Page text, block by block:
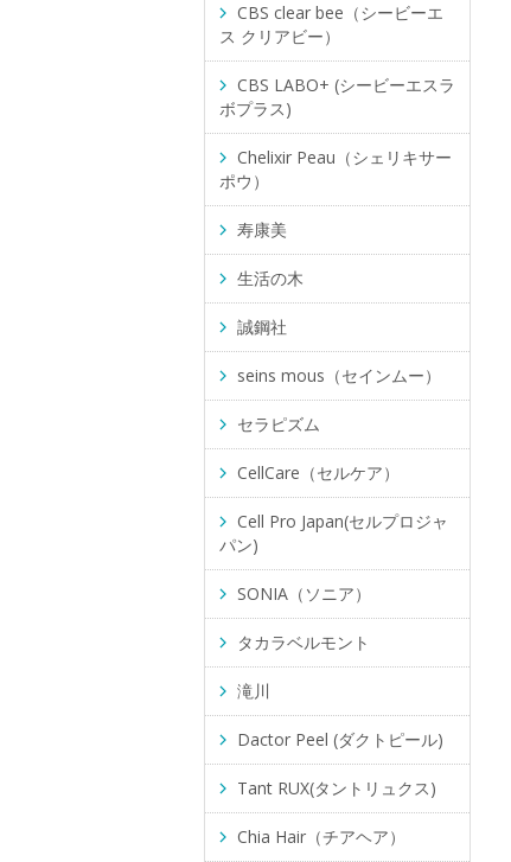
CBS clear bee（シービーエ
ス クリアビー）
CBS LABO+ (シービーエスラ
ボプラス)
Chelixir Peau（シェリキサー
ポウ）
寿康美
生活の木
誠鋼社
seins mous（セインムー）
セラピズム
CellCare（セルケア）
Cell Pro Japan(セルプロジャ
パン)
SONIA（ソニア）
タカラベルモント
滝川
Dactor Peel (ダクトピール)
Tant RUX(タントリュクス)
Chia Hair（チアヘア）